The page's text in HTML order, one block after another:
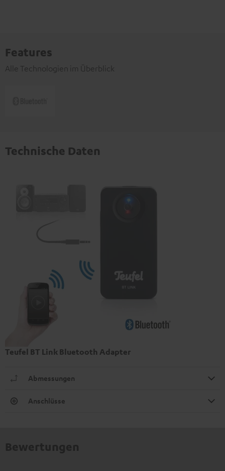
Features
Alle Technologien im Überblick
Technische Daten
Teufel BT Link Bluetooth Adapter
Abmessungen
Anschlüsse